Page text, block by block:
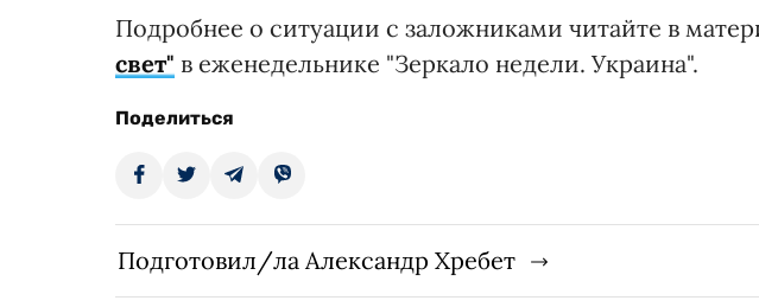
Подробнее о ситуации с заложниками читайте в
свет" в еженедельнике "Зеркало недели. Украина".
Поделиться
Подготовил/ла Александр Хребет